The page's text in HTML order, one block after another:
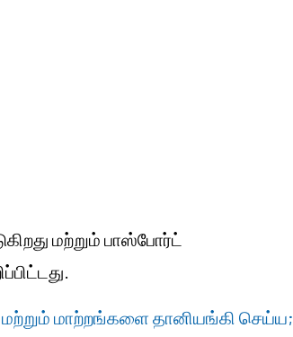
மற்றும் பாஸ்போர்ட்
மற்றும் மாற்றங்களை தானியங்கி செய்ய;